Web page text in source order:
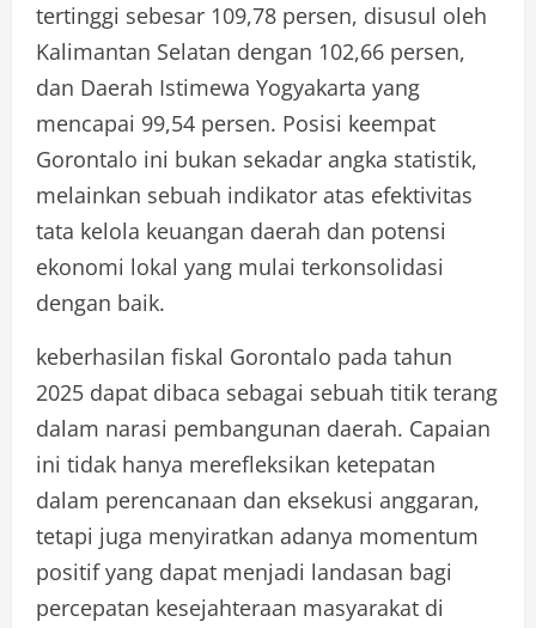
tertinggi sebesar 109,78 persen, disusul oleh
Kalimantan Selatan dengan 102,66 persen,
dan Daerah Istimewa Yogyakarta yang
mencapai 99,54 persen. Posisi keempat
Gorontalo ini bukan sekadar angka statistik,
melainkan sebuah indikator atas efektivitas
tata kelola keuangan daerah dan potensi
ekonomi lokal yang mulai terkonsolidasi
dengan baik.
keberhasilan fiskal Gorontalo pada tahun
2025 dapat dibaca sebagai sebuah titik terang
dalam narasi pembangunan daerah. Capaian
ini tidak hanya merefleksikan ketepatan
dalam perencanaan dan eksekusi anggaran,
tetapi juga menyiratkan adanya momentum
positif yang dapat menjadi landasan bagi
percepatan kesejahteraan masyarakat di